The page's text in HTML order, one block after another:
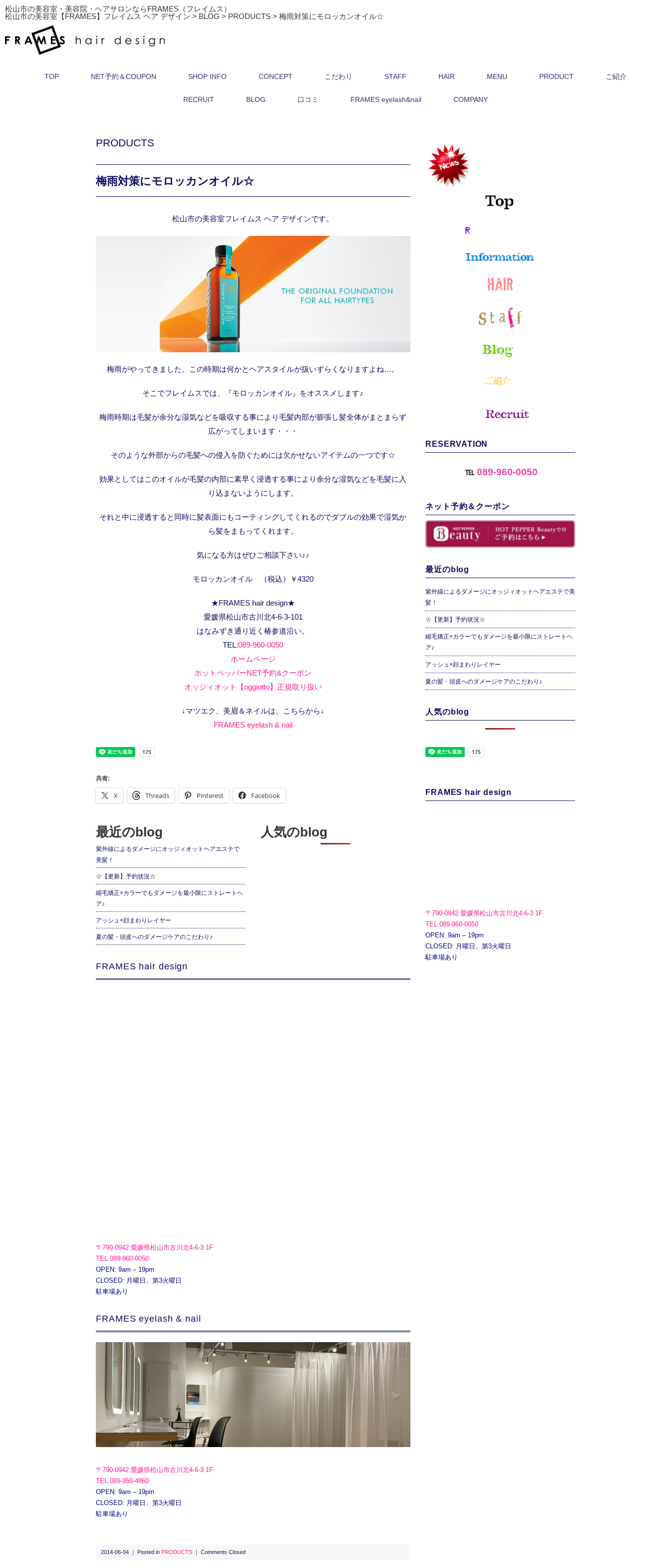
松山市の美容室・美容院・ヘアサロンならFRAMES（フレイムス）
松山市の美容室【FRAMES】フレイムス ヘア デザイン > BLOG > PRODUCTS > 梅雨対策にモロッカンオイル☆
TOP NET予約＆COUPON SHOP INFO CONCEPT こだわり STAFF HAIR MENU PRODUCT ご紹介
RECRUIT BLOG 口コミ FRAMES eyelash&nail COMPANY
PRODUCTS
梅雨対策にモロッカンオイル☆
松山市の美容室フレイムス ヘア デザインです。
梅雨がやってきました。この時期は何かとヘアスタイルが扱いずらくなりますよね…。
そこでフレイムスでは、『モロッカンオイル』をオススメします♪
梅雨時期は毛髪が余分な湿気などを吸収する事により毛髪内部が膨張し髪全体がまとまらず
広がってしまいます・・・
そのような外部からの毛髪への侵入を防ぐためには欠かせないアイテムの一つです☆
効果としてはこのオイルが毛髪の内部に素早く浸透する事により余分な湿気などを毛髪に入
り込まないようにします。
それと中に浸透すると同時に髪表面にもコーティングしてくれるのでダブルの効果で湿気か
ら髪をまもってくれます。
気になる方はぜひご相談下さい♪♪
モロッカンオイル （税込）￥4320
★FRAMES hair design★
愛媛県松山市古川北4-6-3-101
はなみずき通り近く椿参道沿い。
TEL:089-960-0050
ホームページ
ホットペッパーNET予約&クーポン
オッジィオット【oggiotto】正規取り扱い
↓マツエク、美眉＆ネイルは、こちらから↓
FRAMES eyelash & nail
共有:
X Threads Pinterest Facebook
最近のblog
紫外線によるダメージにオッジィオットヘアエステで
美髪！
☆【更新】予約状況☆
縮毛矯正×カラーでもダメージを最小限にストレートヘ
ア♪
アッシュ×顔まわりレイヤー
夏の髪・頭皮へのダメージケアのこだわり♪
人気のblog
FRAMES hair design
〒790-0942 愛媛県松山市古川北4-6-3 1F
TEL.089-960-0050
OPEN: 9am – 19pm
CLOSED: 月曜日、第3火曜日
駐車場あり
FRAMES eyelash & nail
〒790-0942 愛媛県松山市古川北4-6-3 1F
TEL.089-950-4860
OPEN: 9am – 19pm
CLOSED: 月曜日、第3火曜日
駐車場あり
2014-06-04 ｜ Posted in PRODUCTS ｜ Comments Closed
RESERVATION
℡089-960-0050
ネット予約＆クーポン
最近のblog
紫外線によるダメージにオッジィオットヘアエステで美
髪！
☆【更新】予約状況☆
縮毛矯正×カラーでもダメージを最小限にストレートヘ
ア♪
アッシュ×顔まわりレイヤー
夏の髪・頭皮へのダメージケアのこだわり♪
人気のblog
FRAMES hair design
〒790-0942 愛媛県松山市古川北4-6-3 1F
TEL.089-960-0050
OPEN: 9am – 19pm
CLOSED: 月曜日、第3火曜日
駐車場あり